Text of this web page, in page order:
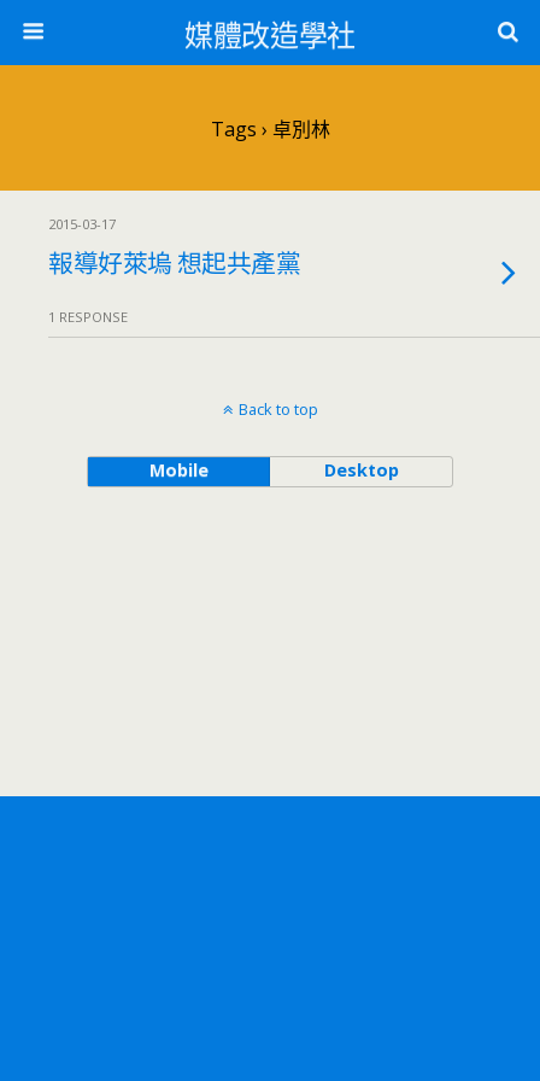
媒體改造學社
Tags › 卓別林
2015-03-17
報導好萊塢 想起共產黨
1 RESPONSE
Back to top
Mobile Desktop